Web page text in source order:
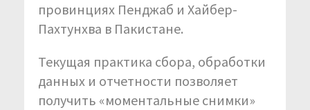
провинциях Пенджаб и Хайбер-
Пахтунхва в Пакистане.
Текущая практика сбора, обработки
данных и отчетности позволяет
получить «моментальные снимки»